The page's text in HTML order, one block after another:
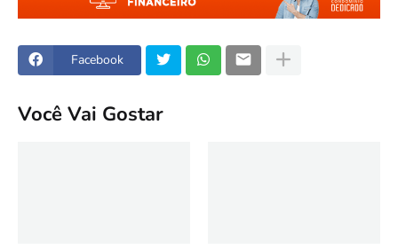
Facebook
Você Vai Gostar